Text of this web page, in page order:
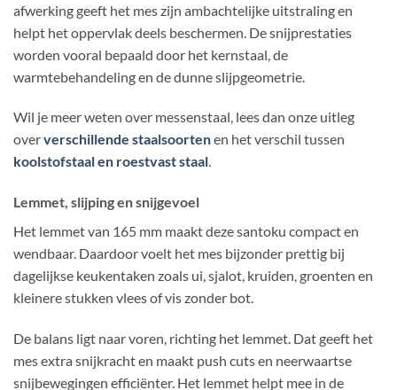
afwerking geeft het mes zijn ambachtelijke uitstraling en
helpt het oppervlak deels beschermen. De snijprestaties
worden vooral bepaald door het kernstaal, de
warmtebehandeling en de dunne slijpgeometrie.
Wil je meer weten over messenstaal, lees dan onze uitleg
oververschillende staalsoortenen het verschil tussen
koolstofstaal en roestvast staal.
Lemmet, slijping en snijgevoel
Het lemmet van 165 mm maakt deze santoku compact en
wendbaar. Daardoor voelt het mes bijzonder prettig bij
dagelijkse keukentaken zoals ui, sjalot, kruiden, groenten en
kleinere stukken vlees of vis zonder bot.
De balans ligt naar voren, richting het lemmet. Dat geeft het
mes extra snijkracht en maakt push cuts en neerwaartse
snijbewegingen efficiënter. Het lemmet helpt mee in de